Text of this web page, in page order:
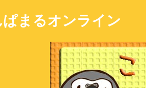
ぱまるオンライン